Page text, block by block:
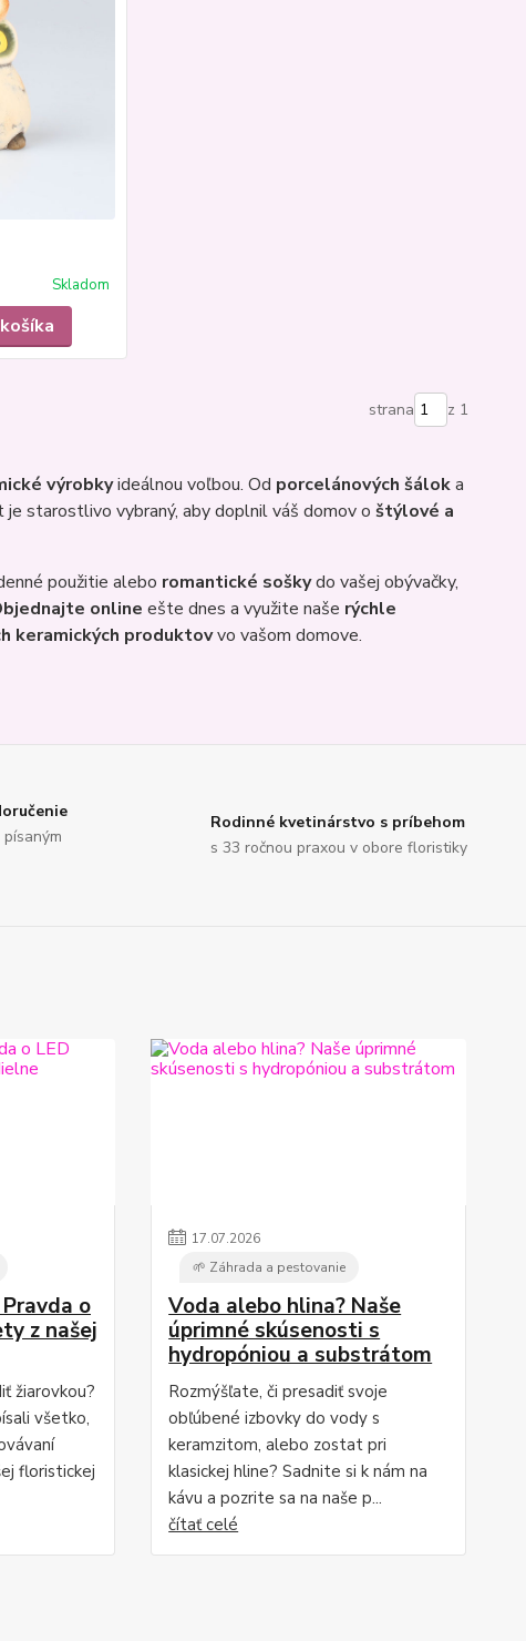
Skladom
strana z 1
výrobkyideálnou voľbou. Od porcelánových šáloka
je starostlivo vybraný, aby doplnil váš domov o štýlové a
použitie alebo romantické soškydo vašej obývačky,
online ešte dnes a využite naše rýchle
keramických produktovvo vašom domove.
Rodinné kvetinárstvo s príbehom
s 33 ročnou praxou v obore floristiky
o
z našej
žiarovkou?
všetko,
floristickej
17.07.2026
🌱 Záhrada a pestovanie
Voda alebo hlina? Naše
úprimné skúsenosti s
hydropóniou a substrátom
Rozmýšľate, či presadiť svoje
obľúbené izbovky do vody s
keramzitom, alebo zostat pri
klasickej hline? Sadnite si k nám na
kávu a pozrite sa na naše p...
čítať celé